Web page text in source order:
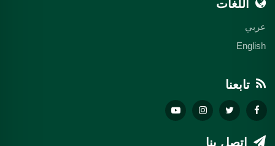
اللغات
عربي
English
تابعنا
اتصل بنا